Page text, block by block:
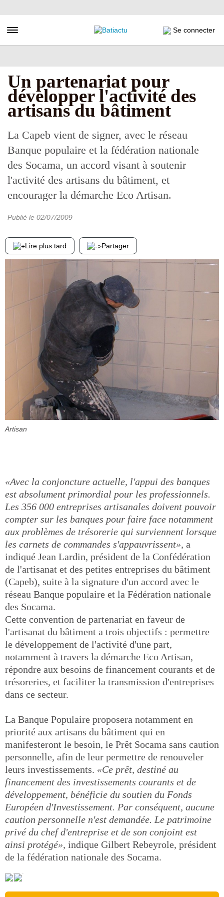
au
principal
Toggle navigation Se connecter
Un partenariat pour
développer l'activité des
artisans du bâtiment
La Capeb vient de signer, avec le réseau
Banque populaire et la fédération nationale
des Socama, un accord visant à soutenir
l'activité des artisans du bâtiment, et
encourager la démarche Eco Artisan.
Publié le 02/07/2009
Lire plus tard Partager
Artisan
«Avec la conjoncture actuelle, l'appui des banques
est absolument primordial pour les professionnels.
Les 356 000 entreprises artisanales doivent pouvoir
compter sur les banques pour faire face notamment
aux problèmes de trésorerie qui surviennent lorsque
les carnets de commandes s'appauvrissent», a
indiqué Jean Lardin, président de la Confédération
de l'artisanat et des petites entreprises du bâtiment
(Capeb), suite à la signature d'un accord avec le
réseau Banque populaire et la Fédération nationale
des Socama.
Cette convention de partenariat en faveur de
l'artisanat du bâtiment a trois objectifs : permettre
le développement de l'activité d'une part,
notamment à travers la démarche Eco Artisan,
répondre aux besoins de financement courants et de
trésoreries, et faciliter la transmission d'entreprises
dans ce secteur.
La Banque Populaire proposera notamment en
priorité aux artisans du bâtiment qui en
manifesteront le besoin, le Prêt Socama sans caution
personnelle, afin de leur permettre de renouveler
leurs investissements. «Ce prêt, destiné au
financement des investissements courants et de
développement, bénéficie du soutien du Fonds
Européen d'Investissement. Par conséquent, aucune
caution personnelle n'est demandée. Le patrimoine
privé du chef d'entreprise et de son conjoint est
ainsi protégé», indique Gilbert Rebeyrole, président
de la fédération nationale des Socama.